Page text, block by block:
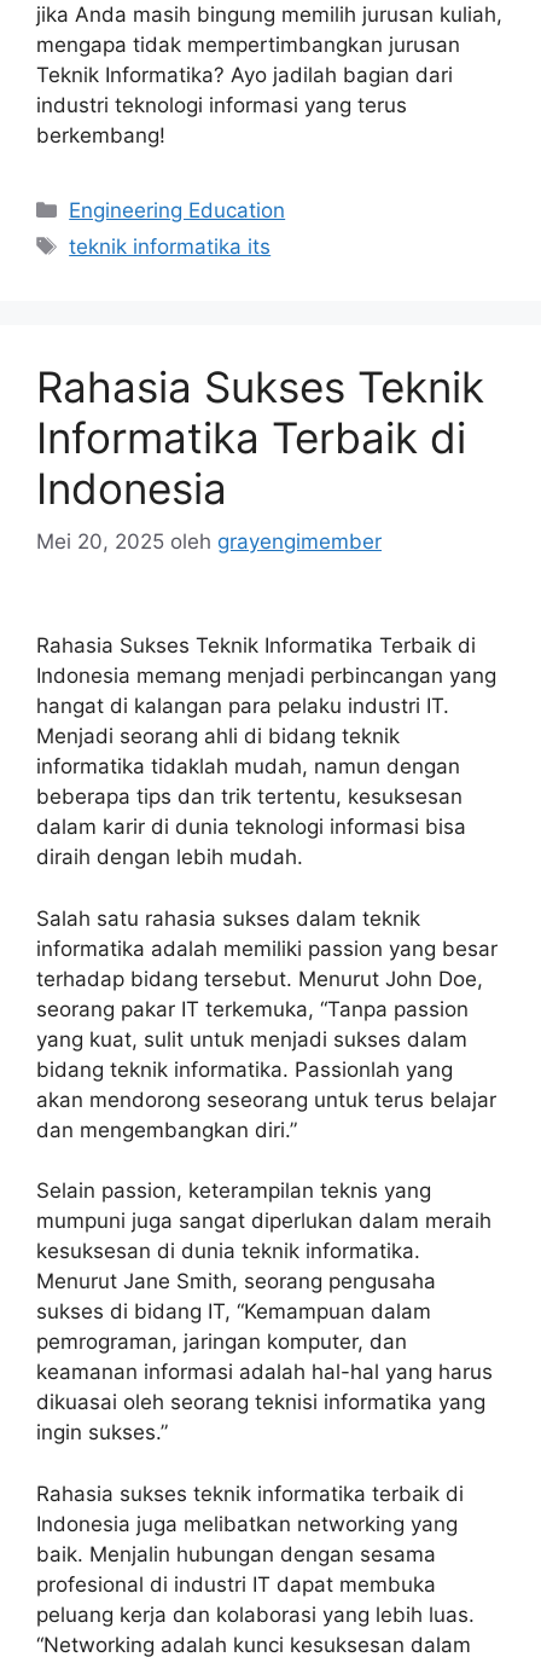
jika Anda masih bingung memilih jurusan kuliah,
mengapa tidak mempertimbangkan jurusan
Teknik Informatika? Ayo jadilah bagian dari
industri teknologi informasi yang terus
berkembang!
Kategori
Engineering Education
Tag
teknik informatika its
Rahasia Sukses Teknik
Informatika Terbaik di
Indonesia
Mei 20, 2025 oleh grayengimember
Rahasia Sukses Teknik Informatika Terbaik di
Indonesia memang menjadi perbincangan yang
hangat di kalangan para pelaku industri IT.
Menjadi seorang ahli di bidang teknik
informatika tidaklah mudah, namun dengan
beberapa tips dan trik tertentu, kesuksesan
dalam karir di dunia teknologi informasi bisa
diraih dengan lebih mudah.
Salah satu rahasia sukses dalam teknik
informatika adalah memiliki passion yang besar
terhadap bidang tersebut. Menurut John Doe,
seorang pakar IT terkemuka, “Tanpa passion
yang kuat, sulit untuk menjadi sukses dalam
bidang teknik informatika. Passionlah yang
akan mendorong seseorang untuk terus belajar
dan mengembangkan diri.”
Selain passion, keterampilan teknis yang
mumpuni juga sangat diperlukan dalam meraih
kesuksesan di dunia teknik informatika.
Menurut Jane Smith, seorang pengusaha
sukses di bidang IT, “Kemampuan dalam
pemrograman, jaringan komputer, dan
keamanan informasi adalah hal-hal yang harus
dikuasai oleh seorang teknisi informatika yang
ingin sukses.”
Rahasia sukses teknik informatika terbaik di
Indonesia juga melibatkan networking yang
baik. Menjalin hubungan dengan sesama
profesional di industri IT dapat membuka
peluang kerja dan kolaborasi yang lebih luas.
“Networking adalah kunci kesuksesan dalam